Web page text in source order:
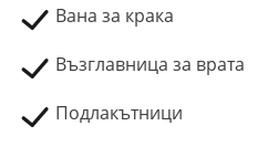
Вана за крака
Възглавница за врата
Подлакътници